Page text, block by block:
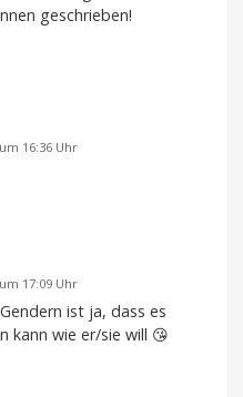
geschrieben!
16:36 Uhr
17:09 Uhr
ist ja, dass es
kann wie er/sie will 😘